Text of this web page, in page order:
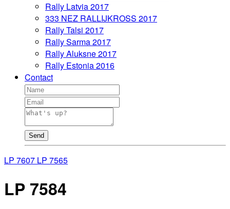
Rally Latvia 2017
333 NEZ RALLIJKROSS 2017
Rally Talsi 2017
Rally Sarma 2017
Rally Aluksne 2017
Rally Estonia 2016
Contact
Send
LP 7607 LP 7565
LP 7584